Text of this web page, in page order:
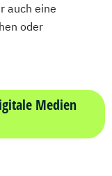
auch eine
oder
Medien